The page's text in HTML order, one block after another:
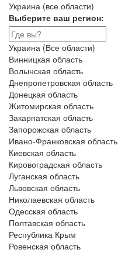
Украина (все области)
Выберите ваш регион:
Украина (Все области)
Винницкая область
Волынская область
Днепропетровская область
Донецкая область
Житомирская область
Закарпатская область
Запорожская область
Ивано-Франковская область
Киевская область
Кировоградская область
Луганская область
Львовская область
Николаевская область
Одесская область
Полтавская область
Республика Крым
Ровенская область